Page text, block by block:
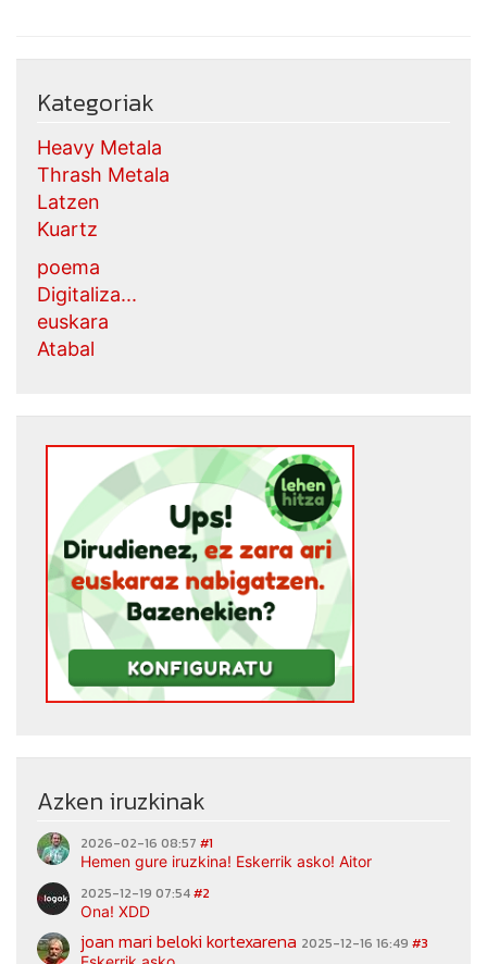
Kategoriak
Heavy Metala
Thrash Metala
Latzen
Kuartz
poema
Digitaliza...
euskara
Atabal
Azken iruzkinak
2026-02-16 08:57 #1
Hemen gure iruzkina! Eskerrik asko! Aitor
2025-12-19 07:54#2
Ona! XDD
joan mari beloki kortexarena 2025-12-16 16:49 #3